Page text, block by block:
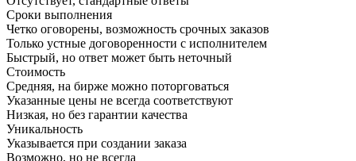
Сроки выполнения
Четко оговорены, возможность срочных заказов
Только устные договоренности с исполнителем
Быстрый, но ответ может быть неточный
Стоимость
Средняя, на бирже можно поторговаться
Указанные цены не всегда соответствуют
Низкая, но без гарантии качества
Уникальность
Указывается при создании заказа
Возможно, но не всегда